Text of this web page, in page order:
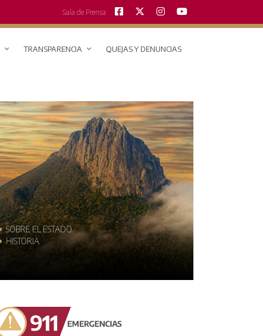
Sala de Prensa
TRANSPARENCIA QUEJAS Y DENUNCIAS
SOBRE EL ESTADO
HISTORIA